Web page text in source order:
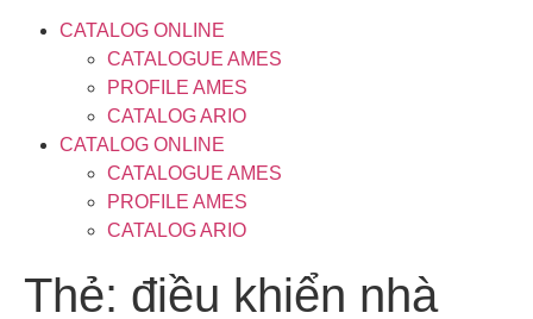
CATALOG ONLINE
CATALOGUE AMES
PROFILE AMES
CATALOG ARIO
CATALOG ONLINE
CATALOGUE AMES
PROFILE AMES
CATALOG ARIO
Thẻ: điều khiển nhà